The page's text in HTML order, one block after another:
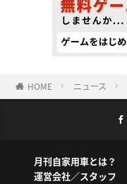
HOME ニュース
月刊自家用車とは？
運営会社／スタッフ